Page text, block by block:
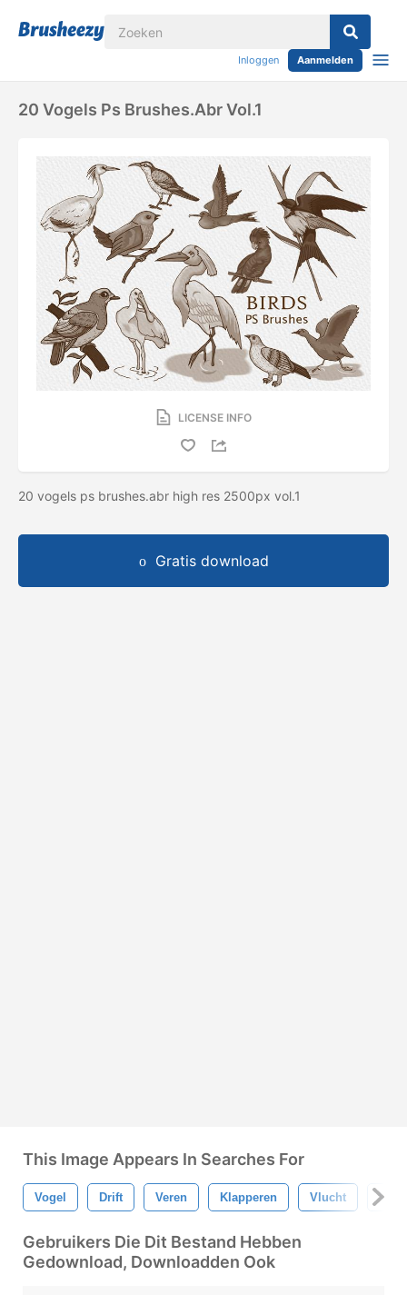
Inloggen Aanmelden
20 Vogels Ps Brushes.abr Vol.1
LICENSE INFO
20 vogels ps brushes.abr high res 2500px vol.1
Gratis download
This Image Appears In Searches For
Vogel Drift Veren Klapperen Vlucht
Gebruikers Die Dit Bestand Hebben
Gedownload, Downloadden Ook